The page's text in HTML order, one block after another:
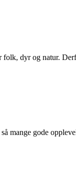
folk, dyr og natur.
mange gode